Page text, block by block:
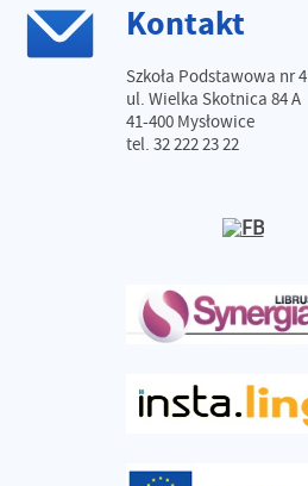
Kontakt
Szkoła Podstawowa nr 4
ul. Wielka Skotnica 84 A
41-400 Mysłowice
tel. 32 222 23 22